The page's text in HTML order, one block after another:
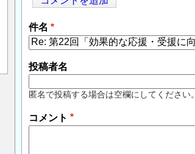
件名
投稿者名
匿名で投稿する場合は空欄にしてください。
コメント